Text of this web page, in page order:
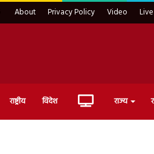
About Privacy Policy Video
राष्ट्रीय विदेश Live राज्य